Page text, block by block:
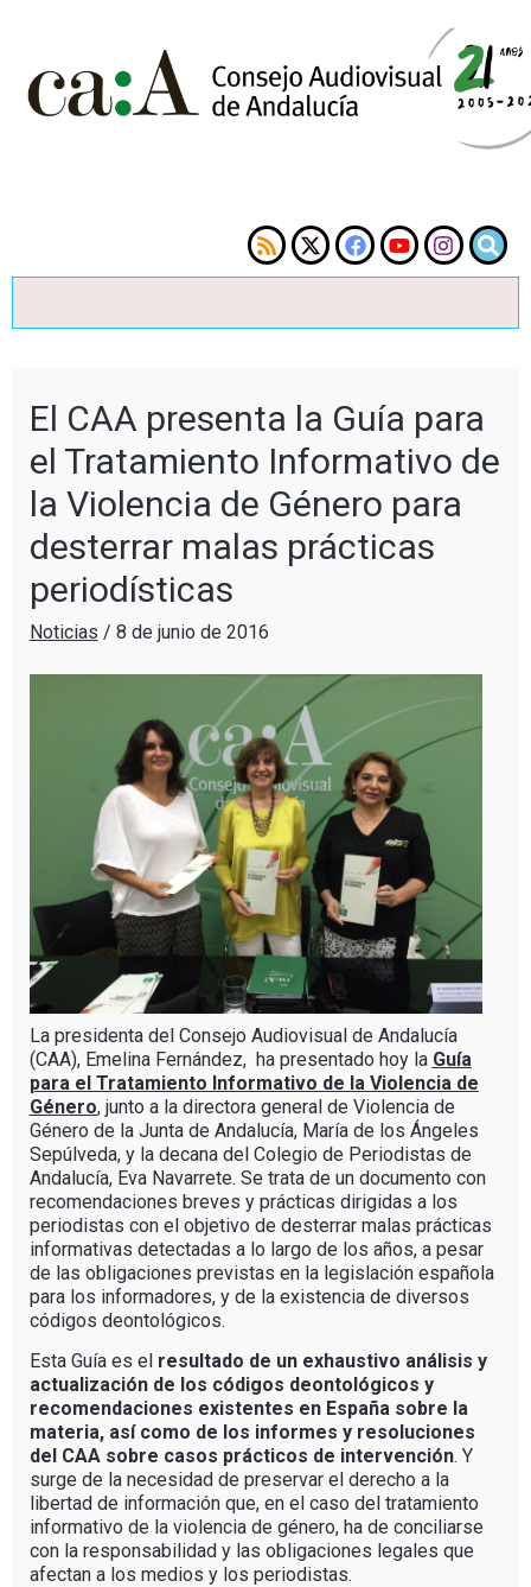
El CAA presenta la Guía para
el Tratamiento Informativo de
la Violencia de Género para
desterrar malas prácticas
periodísticas
Noticias / 8 de junio de 2016
La presidenta del Consejo Audiovisual de Andalucía
(CAA), Emelina Fernández, ha presentado hoy la Guía
para el Tratamiento Informativo de la Violencia de
Género, junto a la directora general de Violencia de
Género de la Junta de Andalucía, María de los Ángeles
Sepúlveda, y la decana del Colegio de Periodistas de
Andalucía, Eva Navarrete. Se trata de un documento con
recomendaciones breves y prácticas dirigidas a los
periodistas con el objetivo de desterrar malas prácticas
informativas detectadas a lo largo de los años, a pesar
de las obligaciones previstas en la legislación española
para los informadores, y de la existencia de diversos
códigos deontológicos.
Esta Guía es el resultado de un exhaustivo análisis y
actualización de los códigos deontológicos y
recomendaciones existentes en España sobre la
materia, así como de los informes y resoluciones
del CAA sobre casos prácticos de intervención. Y
surge de la necesidad de preservar el derecho a la
libertad de información que, en el caso del tratamiento
informativo de la violencia de género, ha de conciliarse
con la responsabilidad y las obligaciones legales que
afectan a los medios y los periodistas.